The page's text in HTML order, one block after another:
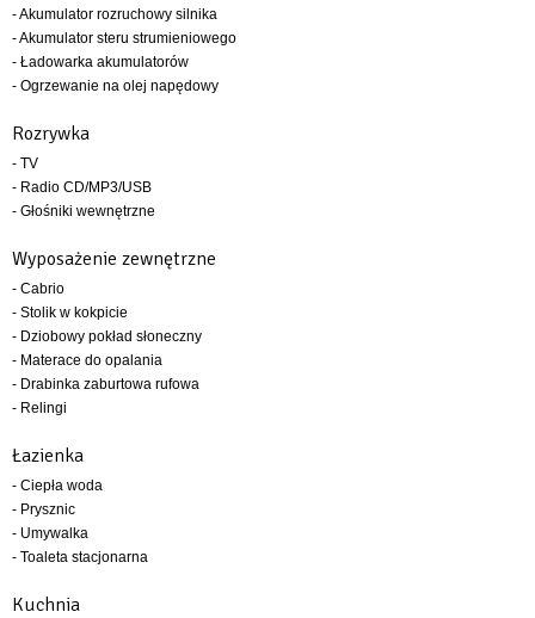
- Akumulator rozruchowy silnika
- Akumulator steru strumieniowego
- Ładowarka akumulatorów
- Ogrzewanie na olej napędowy
Rozrywka
- TV
- Radio CD/MP3/USB
- Głośniki wewnętrzne
Wyposażenie zewnętrzne
- Cabrio
- Stolik w kokpicie
- Dziobowy pokład słoneczny
- Materace do opalania
- Drabinka zaburtowa rufowa
- Relingi
Łazienka
- Ciepła woda
- Prysznic
- Umywalka
- Toaleta stacjonarna
Kuchnia